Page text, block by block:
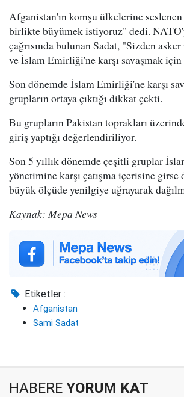
Afganistan'ın komşu ülkelerine
birlikte büyümek istiyoruz" dedi.
çağrısında bulunan Sadat, "Sizden
ve İslam Emirliği'ne karşı savaşmak için
Son dönemde İslam Emirliği'ne karşı
grupların ortaya çıktığı dikkat çekti.
Bu grupların Pakistan toprakları
giriş yaptığı değerlendiriliyor.
Son 5 yıllık dönemde çeşitli gruplar
yönetimine karşı çatışma içerisine girse
büyük ölçüde yenilgiye uğrayarak
Kaynak: Mepa News
Etiketler :
Afganistan
Sami Sadat
HABERE YORUM KAT